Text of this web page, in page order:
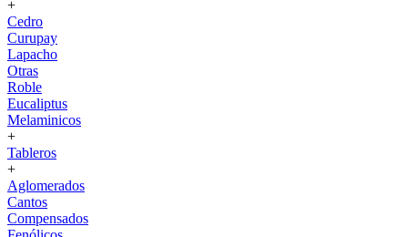
+
Cedro
Curupay
Lapacho
Otras
Roble
Eucaliptus
Melaminicos
+
Tableros
+
Aglomerados
Cantos
Compensados